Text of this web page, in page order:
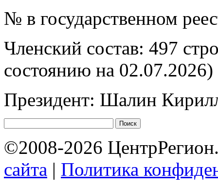
№ в государственном
Членский состав: 497
состоянию на 02.07.2026)
Президент: Шалин
©2008-2026
сайта | Политика